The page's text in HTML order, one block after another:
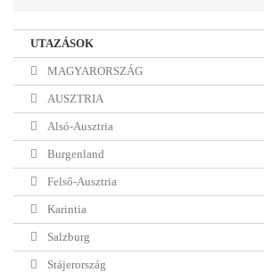
UTAZÁSOK
MAGYARORSZÁG
AUSZTRIA
Alsó-Ausztria
Burgenland
Felső-Ausztria
Karintia
Salzburg
Stájerország